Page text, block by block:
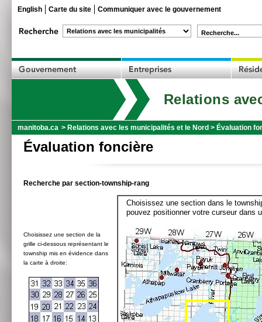
English Carte du site Communiquer avec le gouvernement
Recherche...
Relations
manitoba.ca > Relations avec les municipalités et le Nord > Évaluation
Évaluation foncière
Recherche par section-township-rang
Choisissez une section de la
grille ci-dessous représentant le
township mis en évidence dans
la carte à droite:
Choisissez une section dans le
pouvez positionner votre curseur dans